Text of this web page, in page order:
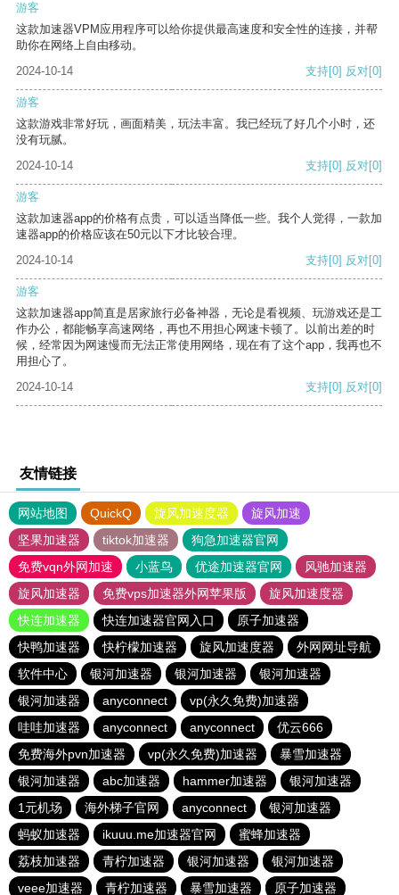
游客
这款加速器VPM应用程序可以给你提供最高速度和安全性的连接，并帮
助你在网络上自由移动。
2024-10-14
支持[0] 反对[0]
游客
这款游戏非常好玩，画面精美，玩法丰富。我已经玩了好几个小时，还
没有玩腻。
2024-10-14
支持[0] 反对[0]
游客
这款加速器app的价格有点贵，可以适当降低一些。我个人觉得，一款加
速器app的价格应该在50元以下才比较合理。
2024-10-14
支持[0] 反对[0]
游客
这款加速器app简直是居家旅行必备神器，无论是看视频、玩游戏还是工
作办公，都能畅享高速网络，再也不用担心网速卡顿了。以前出差的时
候，经常因为网速慢而无法正常使用网络，现在有了这个app，我再也不
用担心了。
2024-10-14
支持[0] 反对[0]
友情链接
网站地图 QuickQ 旋风加速度器
旋风加速
坚果加速器
tiktok加速器
狗急加速器官网
免费vqn外网加速
小蓝鸟 优途加速器官网
风驰加速器
旋风加速器
免费vps加速器外网苹果版
旋风加速度器
快连加速器
快连加速器官网入口
原子加速器
快鸭加速器
快柠檬加速器 旋风加速度器
外网网址导航
软件中心
银河加速器 银河加速器
银河加速器
银河加速器
anyconnect
vp(永久免费)加速器
哇哇加速器
anyconnect anyconnect
优云666
免费海外pvn加速器
vp(永久免费)加速器
暴雪加速器
银河加速器
abc加速器 hammer加速器
银河加速器
1元机场
海外梯子官网 anyconnect
银河加速器
蚂蚁加速器
ikuuu.me加速器官网
蜜蜂加速器
荔枝加速器
青柠加速器 银河加速器
银河加速器
veee加速器
青柠加速器 暴雪加速器 原子加速器